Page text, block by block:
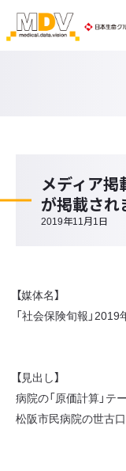
メディア掲
が掲載され
2019年11月1日
【媒体名】
「社会保険旬報」2019
【見出し】
病院の「原価計算」テ
松阪市民病院の世古